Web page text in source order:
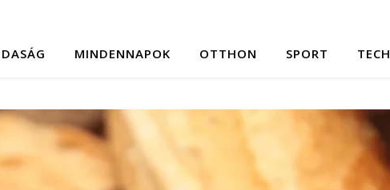
MINDENNAPOK OTTHON SPORT TECH